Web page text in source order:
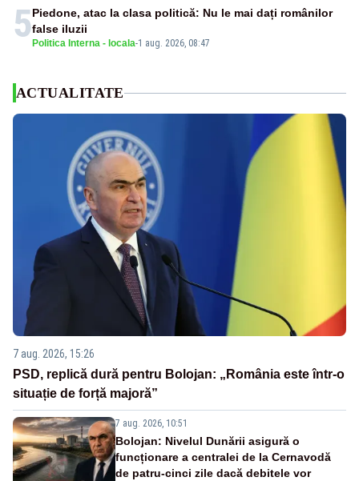
5 Politica Interna - locala-1 aug. 2026, 08:47
Piedone, atac la clasa politică: Nu le mai dați românilor
false iluzii
ACTUALITATE
7 aug. 2026, 15:26
PSD, replică dură pentru Bolojan: „România este într-o
situație de forță majoră”
7 aug. 2026, 10:51
Bolojan: Nivelul Dunării asigură o
funcționare a centralei de la Cernavodă
de patru-cinci zile dacă debitele vor